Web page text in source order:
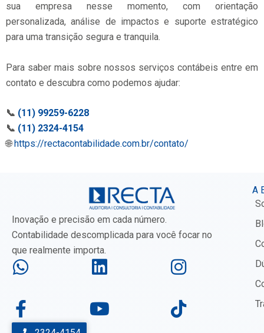
sua empresa nesse momento, com orientação
personalizada, análise de impactos e suporte estratégico
para uma transição segura e tranquila.
Para saber mais sobre nossos serviços contábeis entre em
contato e descubra como podemos ajudar:
📞 (11) 99259-6228
📞 (11) 2324-4154
🌐 https://rectacontabilidade.com.br/contato/
Inovação e precisão em cada número.
Contabilidade descomplicada para você focar no
que realmente importa.
W
a
t
L
n
k
I
s
t
F
c
e
Y
u
t
T
k
t
A